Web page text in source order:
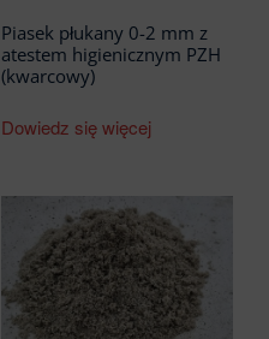
Piasek płukany 0-2 mm z
atestem higienicznym PZH
(kwarcowy)
Dowiedz się więcej